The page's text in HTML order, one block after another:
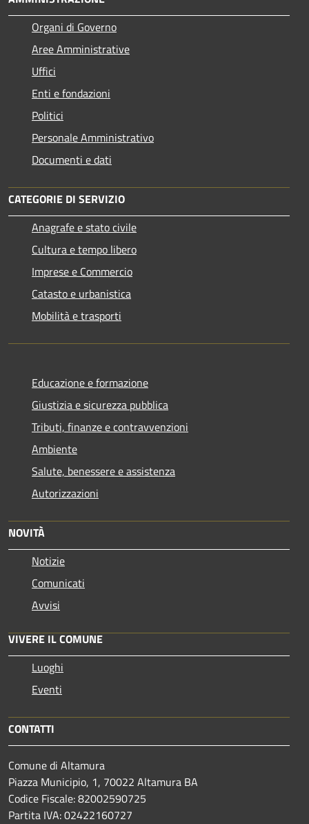
Organi di Governo
Aree Amministrative
Uffici
Enti e fondazioni
Politici
Personale Amministrativo
Documenti e dati
CATEGORIE DI SERVIZIO
Anagrafe e stato civile
Cultura e tempo libero
Imprese e Commercio
Catasto e urbanistica
Mobilità e trasporti
Educazione e formazione
Giustizia e sicurezza pubblica
Tributi, finanze e contravvenzioni
Ambiente
Salute, benessere e assistenza
Autorizzazioni
NOVITÀ
Notizie
Comunicati
Avvisi
VIVERE IL COMUNE
Luoghi
Eventi
CONTATTI
Comune di Altamura
Piazza Municipio, 1, 70022 Altamura BA
Codice Fiscale: 82002590725
Partita IVA: 02422160727